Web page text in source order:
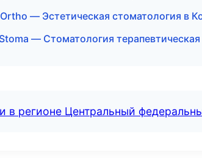
— Эстетическая стоматология в
— Стоматология
в регионе Центральный